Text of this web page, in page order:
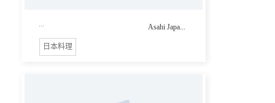
Asahi Japa...
日本料理